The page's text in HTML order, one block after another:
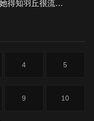
得知羽丘很流行
4 5
9 10